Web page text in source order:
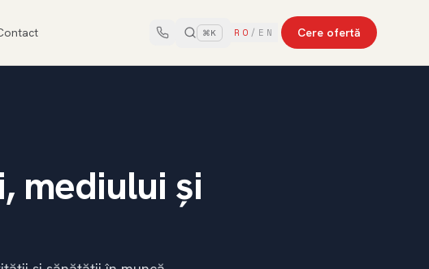
⌘K RO / EN Cere ofertă
mediului și